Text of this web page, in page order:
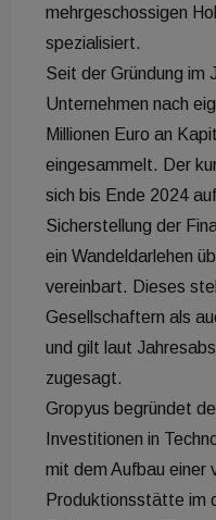
mehrgeschossigen
spezialisiert.
Seit der Gründung im
Unternehmen nach
Millionen Euro an
eingesammelt. Der
sich bis Ende 2024
Sicherstellung der
ein Wandeldarlehen
vereinbart. Dieses
Gesellschaftern als
und gilt laut
zugesagt.
Gropyus begründet
Investitionen in
mit dem Aufbau einer
Produktionsstätte im